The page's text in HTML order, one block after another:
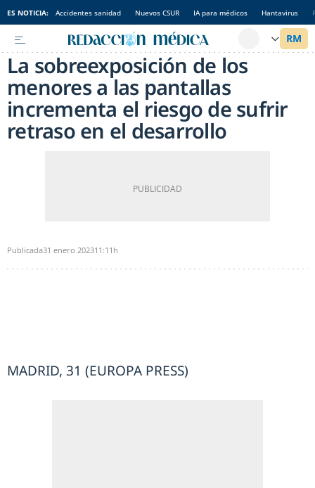
ES NOTICIA: Accidentes sanidad Nuevos CSUR IA para médicos Hantavirus
La sobreexposición de los
menores a las pantallas
incrementa el riesgo de sufrir
retraso en el desarrollo
Publicada31 enero 202311:11h
MADRID, 31 (EUROPA PRESS)